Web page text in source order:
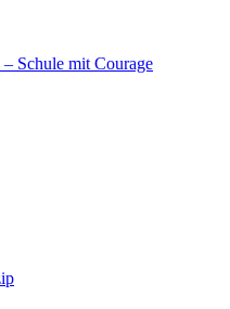
– Schule mit Courage